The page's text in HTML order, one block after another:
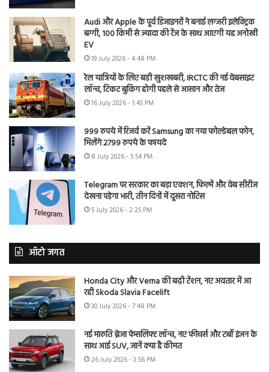
Audi और Apple के पूर्व डिजाइनरों ने बनाई लग्जरी इलेक्ट्रिक
बग्गी, 100 किमी से ज्यादा की रेंज के साथ आएगी यह अनोखी
EV
19 July 2026 - 4:48 PM
रेल यात्रियों के लिए बड़ी खुशखबरी, IRCTC की नई वेबसाइट
लॉन्च, टिकट बुकिंग होगी पहले से आसान और तेज
16 July 2026 - 1:45 PM
999 रुपये में रिजर्व करें Samsung का नया फोल्डेबल फोन,
मिलेंगे 2799 रुपये के फायदे
8 July 2026 - 5:54 PM
Telegram पर सरकार का बड़ा एक्शन, फिल्में और वेब सीरीज
देखना पड़ेगा भारी, तीन दिनों में दूसरा नोटिस
5 July 2026 - 2:25 PM
ऑटो जगत
Honda City और Verna की बढ़ी टेंशन, नए अवतार में आ
रही Skoda Slavia Facelift
30 July 2026 - 7:48 PM
नई मारुति ब्रेजा फेसलिफ्ट लॉन्च, नए फीचर्स और टर्बो इंजन के
साथ आई SUV, जानें क्या है कीमत
26 July 2026 - 3:56 PM